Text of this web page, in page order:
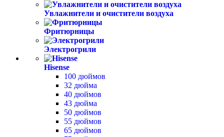
Увлажнители и очистители воздуха
Фритюрницы
Электрогрили
Hisense
100 дюймов
32 дюйма
40 дюймов
43 дюйма
50 дюймов
55 дюймов
65 дюймов